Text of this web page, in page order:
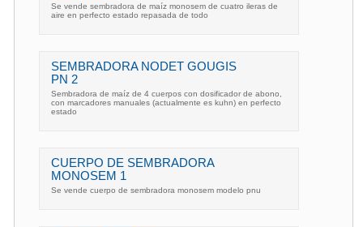
Se vende sembradora de maíz monosem de cuatro ileras de
aire en perfecto estado repasada de todo
SEMBRADORA NODET GOUGIS
PN 2
Sembradora de maíz de 4 cuerpos con dosificador de abono,
con marcadores manuales (actualmente es kuhn) en perfecto
estado
CUERPO DE SEMBRADORA
MONOSEM 1
Se vende cuerpo de sembradora monosem modelo pnu